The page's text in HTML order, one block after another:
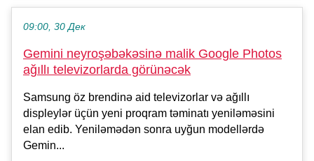
09:00, 30 Дек
Gemini neyroşəbəkəsinə malik Google Photos
ağıllı televizorlarda görünəcək
Samsung öz brendinə aid televizorlar və ağıllı
displeylər üçün yeni proqram təminatı yeniləməsini
elan edib. Yeniləmədən sonra uyğun modellərdə
Gemin...